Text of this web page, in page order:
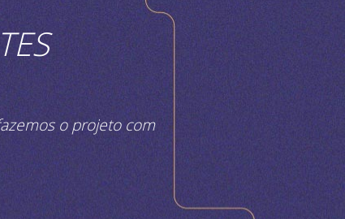
o projeto com